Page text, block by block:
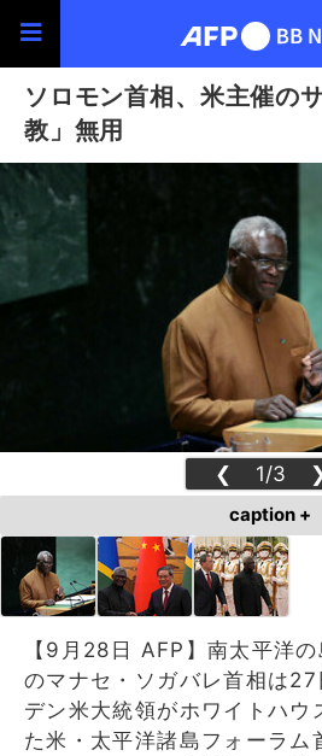
ソロモン首相、米主催の
教」無用
❮ 1/3
caption +
【9月28日 AFP】南太平洋
のマナセ・ソガバレ首相は27
デン米大統領がホワイトハウ
た米・太平洋諸島フォーラム